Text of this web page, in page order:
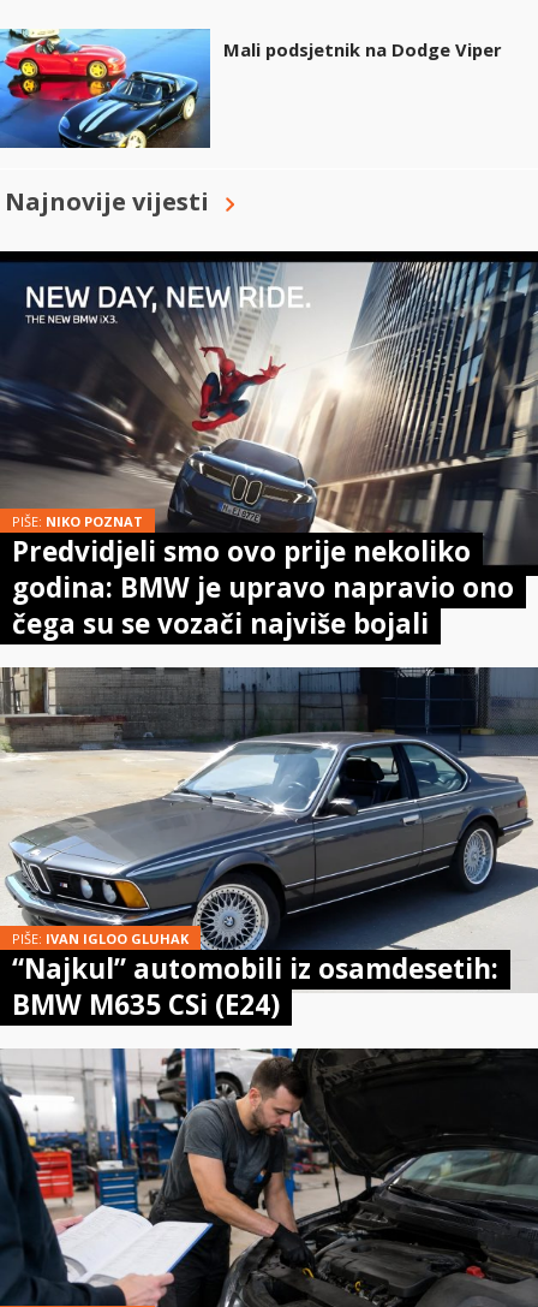
Mali podsjetnik na Dodge Viper
Najnovije vijesti
PIŠE: NIKO POZNAT
Predvidjeli smo ovo prije nekoliko
godina: BMW je upravo napravio ono
čega su se vozači najviše bojali
PIŠE: IVAN IGLOO GLUHAK
“Najkul” automobili iz osamdesetih:
BMW M635 CSi (E24)